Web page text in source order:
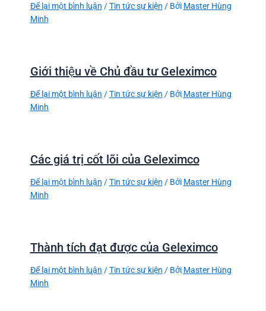
Để lại một bình luận /Tin tức sự kiện / Bởi Master Hùng
Minh
Giới thiệu về Chủ đầu tư Geleximco
Để lại một bình luận /Tin tức sự kiện / Bởi Master Hùng
Minh
Các giá trị cốt lõi của Geleximco
Để lại một bình luận /Tin tức sự kiện / Bởi Master Hùng
Minh
Thành tích đạt được của Geleximco
Để lại một bình luận /Tin tức sự kiện / Bởi Master Hùng
Minh